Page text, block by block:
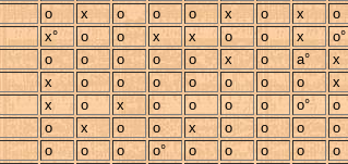
o x o o o x o x o
x° o o x x o o x o°
o o o o o x o a° x
x o o o o o o o x
x o x o o o o o° o
o x o o x o o o o
o o o o° o o o o o